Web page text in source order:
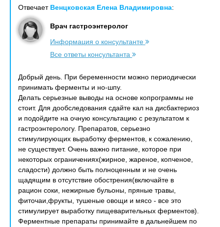
Отвечает Венцковская Елена Владимировна:
Врач гастроэнтеролог
Информация о консультанте
Все ответы консультанта
Добрый день. При беременности можно периодически
принимать ферменты и но-шпу.
Делать серьезные выводы на основе копрограммы не
стоит. Для дообследования сдайте кал на дисбактериоз
и подойдите на очную консультацию с результатом к
гастроэнтерологу. Препаратов, серьезно
стимулирующих выработку ферментов, к сожалению,
не существует. Очень важно питание, которое при
некоторых ограничениях(жирное, жареное, копченое,
сладости) должно быть полноценным и не очень
щадящим в отсутствие обострения(включайте в
рацион соки, нежирные бульоны, пряные травы,
фиточаи,фрукты, тушеные овощи и мясо - все это
стимулирует выработку пищеварительных ферментов).
Ферментные препараты принимайте в дальнейшем по